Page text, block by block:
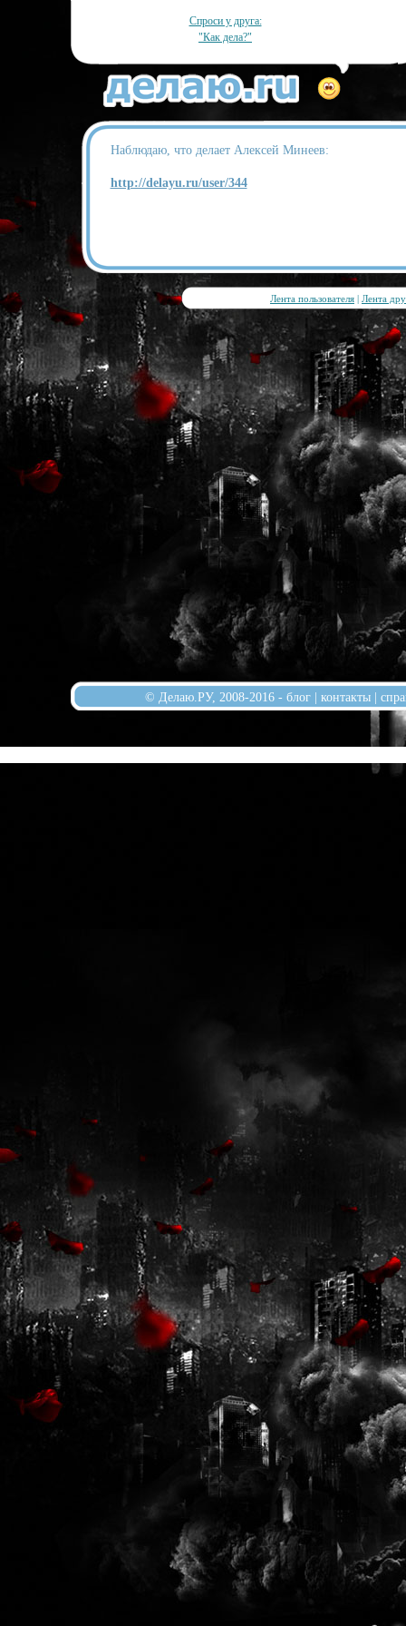
Спроси у друга:
"Как дела?"
Наблюдаю, что делает Алексей Минеев:
http://delayu.ru/user/344
Лента пользователя | Лента
© Делаю.РУ, 2008-2016 - блог| контакты|